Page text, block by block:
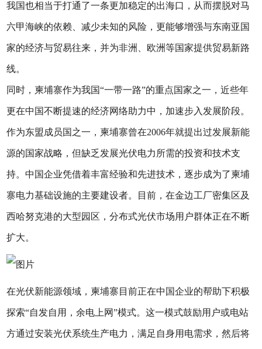
我国也相当于打通了一条更加稳定的出海口，从而摆脱对马
六甲海峡的依赖、减少未知的风险，更能够增强与东南亚国
家的经济与贸易往来，并为非洲、欧洲等国家提供贸易新路
线。
同时，柬埔寨作为我国“一带一路”的重点国家之一，近些年
更在中国不断提速的经济网络助力中，加速步入发展阶段。
作为东盟成员国之一，柬埔寨曾在2006年就提出过发展新能
源的国家战略，但缺乏发展光伏电力所需的投资和技术支
持。中国企业凭借着丰富经验和先进技术，逐步成为了柬埔
寨电力基础设施的主要建设者。目前，在金边工厂密集区及
西哈努克港的大型园区，分布式光伏市场用户群体正在不断
扩大。
在光伏新能源领域，柬埔寨目前正在中国企业的帮助下积极
探索“自发自用，余电上网”模式。这一模式鼓励用户或电站
方通过安装光伏系统生产电力，满足自身用电需求，然后将